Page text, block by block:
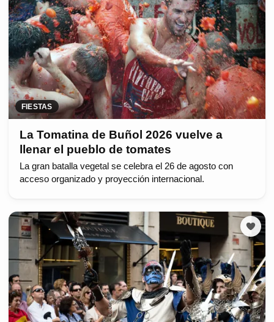
FIESTAS
La Tomatina de Buñol 2026 vuelve a
llenar el pueblo de tomates
La gran batalla vegetal se celebra el 26 de agosto con
acceso organizado y proyección internacional.